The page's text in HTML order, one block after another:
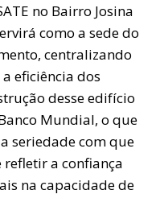
no Bairro Josina
como a sede do
centralizando
eficiência dos
desse edifício
Mundial, o que
seriedade com que
a confiança
na capacidade de